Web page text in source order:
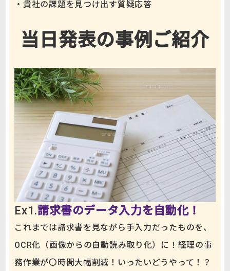
・貴社の課題を見つけ出す質疑応答
当日発表の事例ご紹介
Ex1.請求書のデータ入力を自動化！
これまでは請求書を見ながら手入力だったものを、
OCR化（画像からの自動読み取り化）に！経理の事
務作業が〇時間大幅削減！いったいどうやって！？